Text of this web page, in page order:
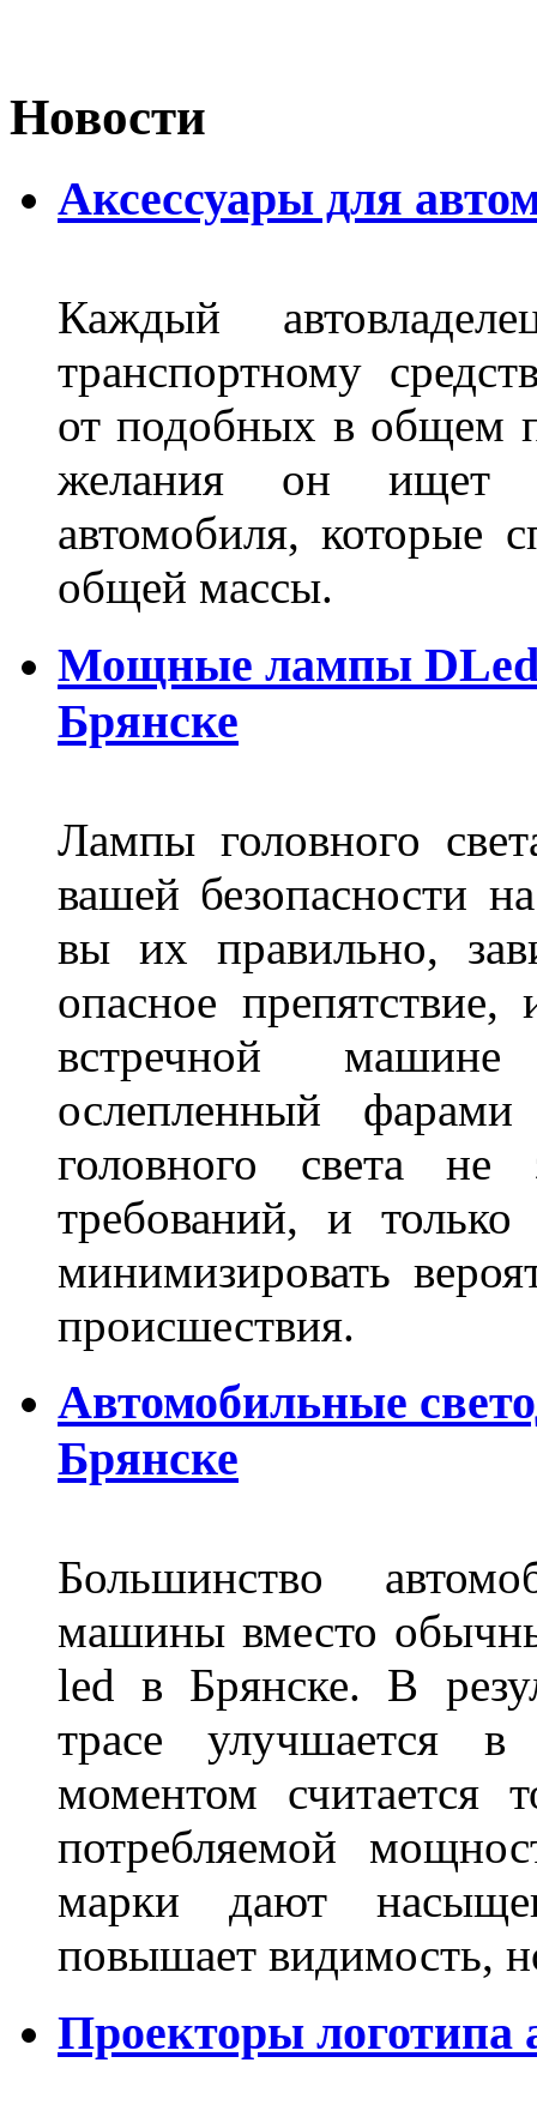
Новости
Аксессуары для
Каждый
транспортному
от подобных в общем
желания он ищет
автомобиля, которые
общей массы.
Мощные лампы DLed
Брянске
Лампы головного
вашей безопасности
вы их правильно,
опасное
встречной машине
ослепленный
головного света
требований, и
минимизировать
происшествия.
Автомобильные
Брянске
Большинство
машины вместо
led в Брянске. В
трасе улучшается
моментом считается
потребляемой
марки дают
повышает видимость,
Проекторы логотипа